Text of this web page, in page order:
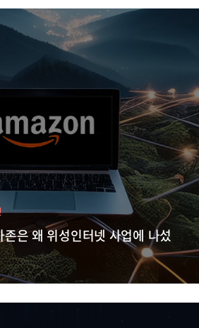
은 왜 위성인터넷 사업에 나섰